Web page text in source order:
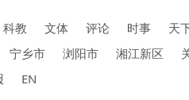
科教 文体 评论 时事 天
宁乡市 浏阳市 湘江新区
EN